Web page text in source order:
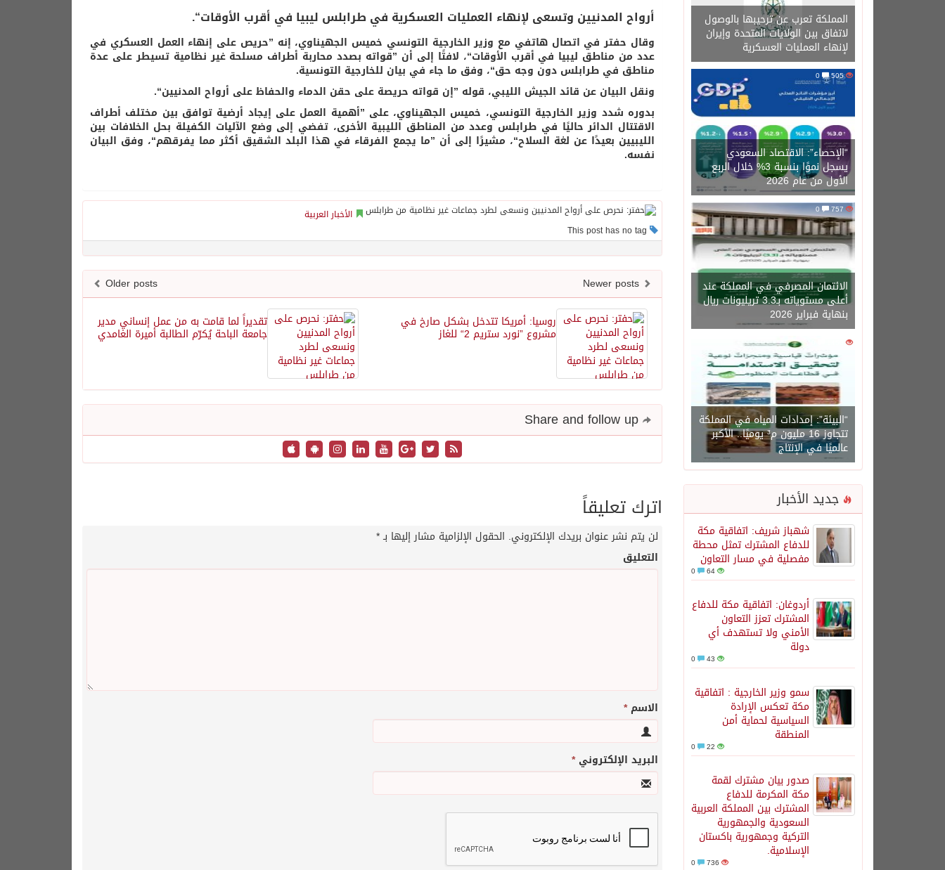
المملكة تعرب عن ترحيبها بالوصول
لاتفاق بين الولايات المتحدة وإيران
لإنهاء العمليات العسكرية
505
“الإحصاء”: الاقتصاد السعودي
يسجل نموًا بنسبة 3% خلال الربع
الأول من عام 2026
757
0
الائتمان المصرفي في المملكة عند
أعلى مستوياته بـ3.3 تريليونات ريال
بنهاية فبراير 2026
1450
“البيئة”: إمدادات المياه في المملكة
تتجاوز 16 مليون م³ يوميًا.. الأكبر
عالميًا في الإنتاج
جديد الأخبار
شهباز شريف: اتفاقية مكة
للدفاع المشترك تمثل محطة
مفصلية في مسار التعاون
64
أردوغان: اتفاقية مكة للدفاع
المشترك تعزز التعاون
الأمني ولا تستهدف أي
دولة
43
سمو وزير الخارجية : اتفاقية
مكة تعكس الإرادة
السياسية لحماية أمن
المنطقة
22
صدور بيان مشترك لقمة
مكة المكرمة للدفاع
المشترك بين المملكة العربية
السعودية والجمهورية
التركية وجمهورية باكستان
الإسلامية.
736
أرواح المدنيين وتسعى لإنهاء العمليات العسكرية في طرابلس ليبيا في أقرب الأوقات“.
وقال حفتر في اتصال هاتفي مع وزير الخارجية التونسي خميس الجهيناوي، إنه ”حريص على إنهاء العمل العسكري في
عدد من مناطق ليبيا في أقرب الأوقات“، لافتًا إلى أن ”قواته بصدد محاربة أطراف مسلحة غير نظامية تسيطر على عدة
مناطق في طرابلس دون وجه حق“، وفق ما جاء في بيان للخارجية التونسية.
ونقل البيان عن قائد الجيش الليبي، قوله ”إن قواته حريصة على حقن الدماء والحفاظ على أرواح المدنيين“.
بدوره شدد وزير الخارجية التونسي، خميس الجهيناوي، على ”أهمية العمل على إيجاد أرضية توافق بين مختلف أطراف
الاقتتال الدائر حاليًا في طرابلس وعدد من المناطق الليبية الأخرى، تفضي إلى وضع الآليات الكفيلة بحل الخلافات بين
الليبيين بعيدًا عن لغة السلاح“، مشيرًا إلى أن ”ما يجمع الفرقاء في هذا البلد الشقيق أكثر مما يفرقهم“، وفق البيان
نفسه.
الأخبار العربية
Older posts
تقديراً لما قامت به من عمل إنساني مدير
جامعة الباحة يُكرّم الطالبة أميرة الغامدي
روسيا: أمريكا تتدخل بشكل صارخ في
مشروع ”نورد ستريم 2“ للغاز
اترك تعليقاً
لن يتم نشر عنوان بريدك الإلكتروني. الحقول الإلزامية مشار إليها بـ*
التعليق
الاسم*
البريد الإلكتروني*